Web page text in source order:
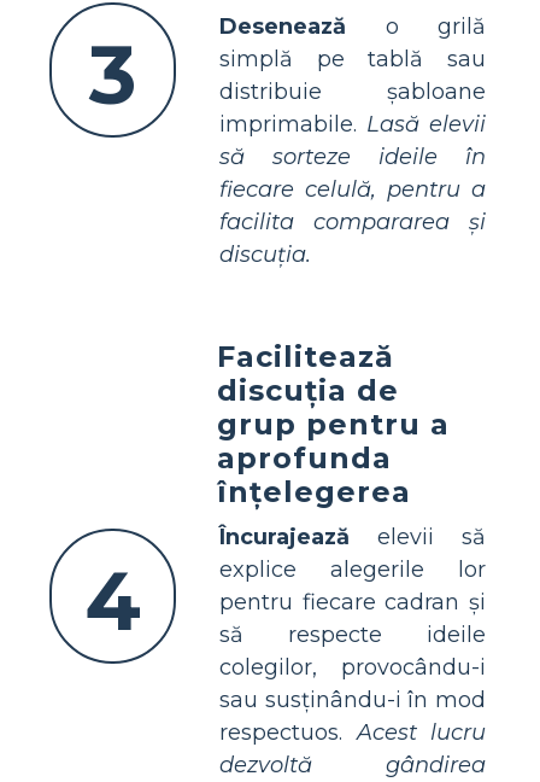
3 Desenează o grilă
simplă pe tablă sau
distribuie șabloane
imprimabile. Lasă elevii
să sorteze ideile în
fiecare celulă, pentru a
facilita compararea și
discuția.
4
Facilitează
discuția de
grup pentru a
aprofunda
înțelegerea
Încurajează elevii să
explice alegerile lor
pentru fiecare cadran și
să respecte ideile
colegilor, provocându-i
sau susținându-i în mod
respectuos.Acest lucru
dezvoltă gândirea